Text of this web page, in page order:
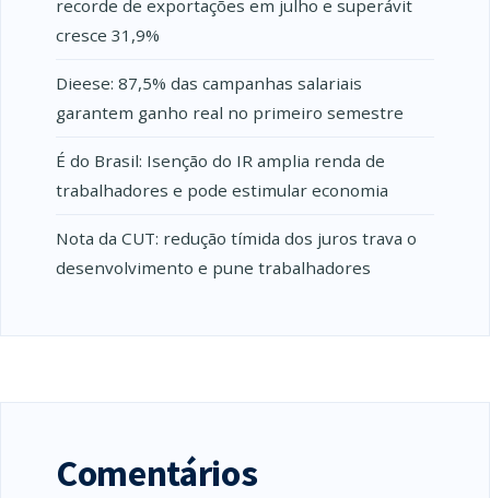
recorde de exportações em julho e superávit
cresce 31,9%
Dieese: 87,5% das campanhas salariais
garantem ganho real no primeiro semestre
É do Brasil: Isenção do IR amplia renda de
trabalhadores e pode estimular economia
Nota da CUT: redução tímida dos juros trava o
desenvolvimento e pune trabalhadores
Comentários